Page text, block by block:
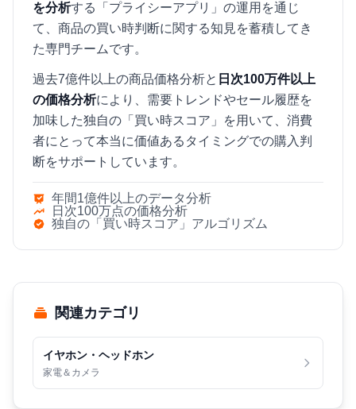
を分析する「プライシーアプリ」の運用を通じ
て、商品の買い時判断に関する知見を蓄積してき
た専門チームです。
過去7億件以上の商品価格分析と 日次100万件以上
の価格分析により、需要トレンドやセール履歴を
加味した独自の「買い時スコア」を用いて、消費
者にとって本当に価値あるタイミングでの購入判
断をサポートしています。
年間1億件以上のデータ分析
日次100万点の価格分析
独自の「買い時スコア」アルゴリズム
関連カテゴリ
イヤホン・ヘッドホン
家電＆カメラ